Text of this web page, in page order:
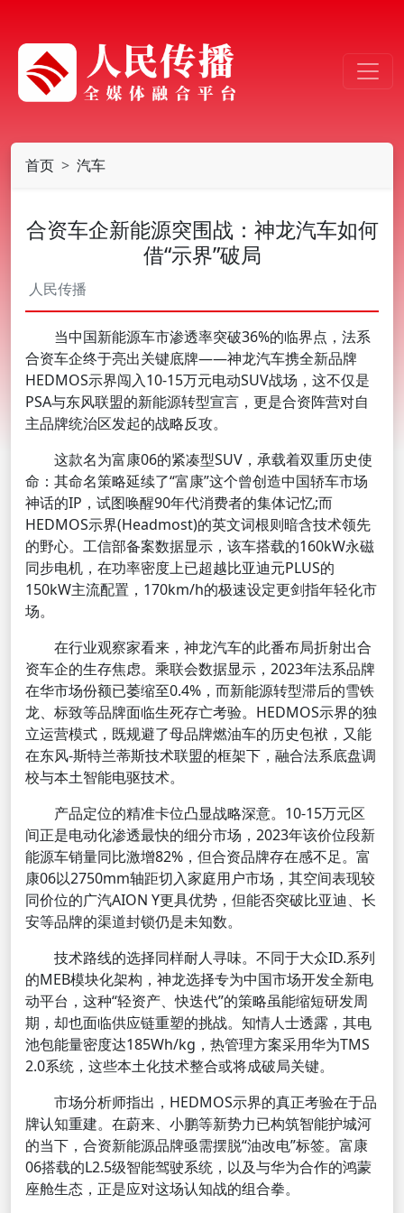
首页 汽车
合资车企新能源突围战：神龙汽车如何
借“示界”破局
人民传播
当中国新能源车市渗透率突破36%的临界点，法系
合资车企终于亮出关键底牌——神龙汽车携全新品牌
HEDMOS示界闯入10-15万元电动SUV战场，这不仅是
PSA与东风联盟的新能源转型宣言，更是合资阵营对自
主品牌统治区发起的战略反攻。
这款名为富康06的紧凑型SUV，承载着双重历史使
命：其命名策略延续了“富康”这个曾创造中国轿车市场
神话的IP，试图唤醒90年代消费者的集体记忆;而
HEDMOS示界(Headmost)的英文词根则暗含技术领先
的野心。工信部备案数据显示，该车搭载的160kW永磁
同步电机，在功率密度上已超越比亚迪元PLUS的
150kW主流配置，170km/h的极速设定更剑指年轻化市
场。
在行业观察家看来，神龙汽车的此番布局折射出合
资车企的生存焦虑。乘联会数据显示，2023年法系品牌
在华市场份额已萎缩至0.4%，而新能源转型滞后的雪铁
龙、标致等品牌面临生死存亡考验。HEDMOS示界的独
立运营模式，既规避了母品牌燃油车的历史包袱，又能
在东风-斯特兰蒂斯技术联盟的框架下，融合法系底盘调
校与本土智能电驱技术。
产品定位的精准卡位凸显战略深意。10-15万元区
间正是电动化渗透最快的细分市场，2023年该价位段新
能源车销量同比激增82%，但合资品牌存在感不足。富
康06以2750mm轴距切入家庭用户市场，其空间表现较
同价位的广汽AION Y更具优势，但能否突破比亚迪、长
安等品牌的渠道封锁仍是未知数。
技术路线的选择同样耐人寻味。不同于大众ID.系列
的MEB模块化架构，神龙选择专为中国市场开发全新电
动平台，这种“轻资产、快迭代”的策略虽能缩短研发周
期，却也面临供应链重塑的挑战。知情人士透露，其电
池包能量密度达185Wh/kg，热管理方案采用华为TMS
2.0系统，这些本土化技术整合或将成破局关键。
市场分析师指出，HEDMOS示界的真正考验在于品
牌认知重建。在蔚来、小鹏等新势力已构筑智能护城河
的当下，合资新能源品牌亟需摆脱“油改电”标签。富康
06搭载的L2.5级智能驾驶系统，以及与华为合作的鸿蒙
座舱生态，正是应对这场认知战的组合拳。